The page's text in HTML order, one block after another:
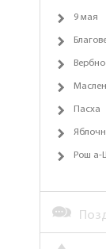
9 мая
Пасха
Рош а-